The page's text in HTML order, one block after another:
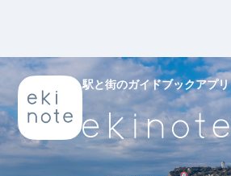
駅と街のガイドブックアプリ